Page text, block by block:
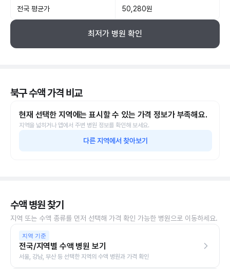
전국 평균가 50,280원
최저가 병원 확인
북구 수액 가격 비교
현재 선택한 지역에는 표시할 수 있는 가격 정보가 부족해요.
지역을 넓히거나 앱에서 주변 병원 정보를 확인해 보세요.
다른 지역에서 찾아보기
수액 병원 찾기
지역 또는 수액 종류를 먼저 선택해 가격 확인 가능한 병원으로 이동하세요.
지역 기준
전국/지역별 수액 병원 보기
서울, 강남, 부산 등 선택한 지역의 수액 병원과 가격 확인